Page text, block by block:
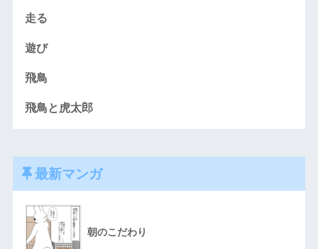
走る
遊び
飛鳥
飛鳥と虎太郎
最新マンガ
朝のこだわり